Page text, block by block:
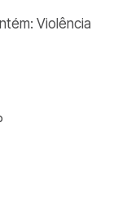
Violência